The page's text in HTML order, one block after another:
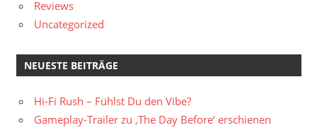
Reviews
Uncategorized
NEUESTE BEITRÄGE
Hi-Fi Rush – Fühlst Du den Vibe?
Gameplay-Trailer zu ‚The Day Before‘ erschienen